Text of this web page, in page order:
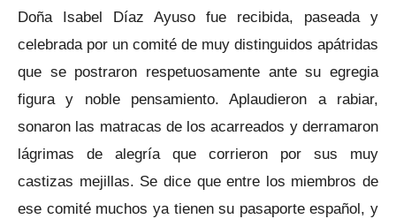
Doña Isabel Díaz Ayuso fue recibida, paseada y
celebrada por un comité de muy distinguidos apátridas
que se postraron respetuosamente ante su egregia
figura y noble pensamiento. Aplaudieron a rabiar,
sonaron las matracas de los acarreados y derramaron
lágrimas de alegría que corrieron por sus muy
castizas mejillas. Se dice que entre los miembros de
ese comité muchos ya tienen su pasaporte español, y